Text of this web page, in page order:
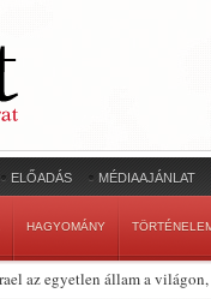
ELŐADÁS MÉDIAAJÁNLAT
HAGYOMÁNY
az egyetlen állam a